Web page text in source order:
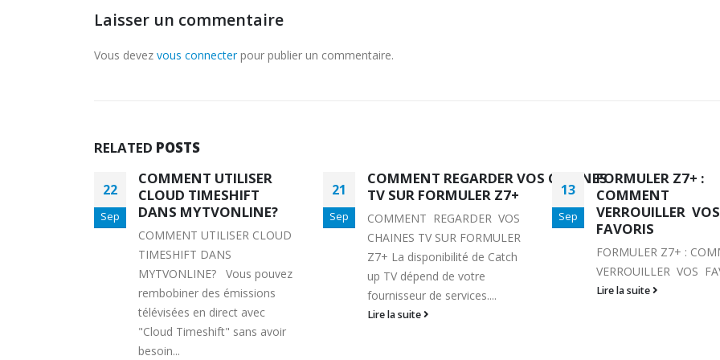
Laisser un commentaire
Vous devez vous connecterpour publier un commentaire.
RELATED POSTS
21
Sep
COMMENT REGARDER VOS CHAINES
TV SUR FORMULER Z7+
COMMENT REGARDER VOS
CHAINES TV SUR FORMULER
Z7+ La disponibilité de Catch
up TV dépend de votre
fournisseur de services....
Lire la suite
13
Sep
FORMULER Z7+ :
COMMENT
VERROUILLER VOS
FAVORIS
FORMULER Z7+ : COMMENT
VERROUILLER VOS FAVORIS
Lire la suite
18
Sep
TELECOMMANDE
VOTRE FORMULER
PLUS SUR VOTRE
SMARTPHONE
TELECOMMANDE DE
FORMULER Z 7 PLUS
VOTRE SMARTPHONE